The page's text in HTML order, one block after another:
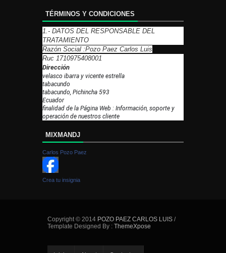
TÉRMINOS Y CONDICIONES
1.- DATOS DEL RESPONSABLE DEL
TRATAMIENTO
Razón Social :Pozo Paez Carlos Luis
Ruc 1710975408001
Dirección
velasco ibarra y vicente estrella
tabacundo
tabacundo, Pichincha 593
Ecuador
finalidad de la Página Web : Información, soporte y
operación de nuestros cliente
MIXMANDJ
Carlos Pozo Paez
Crea tu insignia
Copyright © 2014 POZO PAEZ CARLOS LUIS /
Template Designed By : ThemeXpose